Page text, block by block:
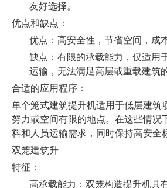
友好选择。
优点和缺点：
优点：高安全性，节省空间，成
缺点：有限的承载能力，仅适用
运输，无法满足高层或重载建筑
合适的应用程序：
单个笼式建筑提升机适用于低层建筑
努力或空间有限的地点。在这些情况
料和人员运输需求，同时保持高安全
双笼建筑升
特征：
高承载能力：双笼构造提升机具